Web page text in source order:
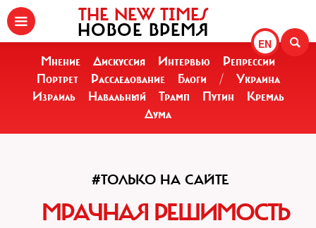
EN
THE NEW TIMES
НОВОЕ ВРЕМЯ
Мнение Дискуссия Интервью
Репрессии
Портрет
Расследование Блоги /
Украина
Израиль
Навальный Трамп Путин
Кремль
Дума
#ТОЛЬКО НА САЙТЕ
МРАЧНАЯ РЕШИМОСТЬ